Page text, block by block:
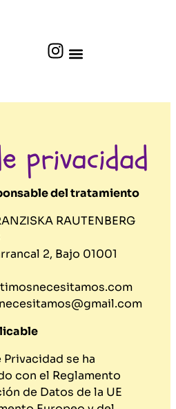
privacidad
del tratamiento
RAUTENBERG
2, Bajo 01001
se ha
con el Reglamento
de Datos de la UE